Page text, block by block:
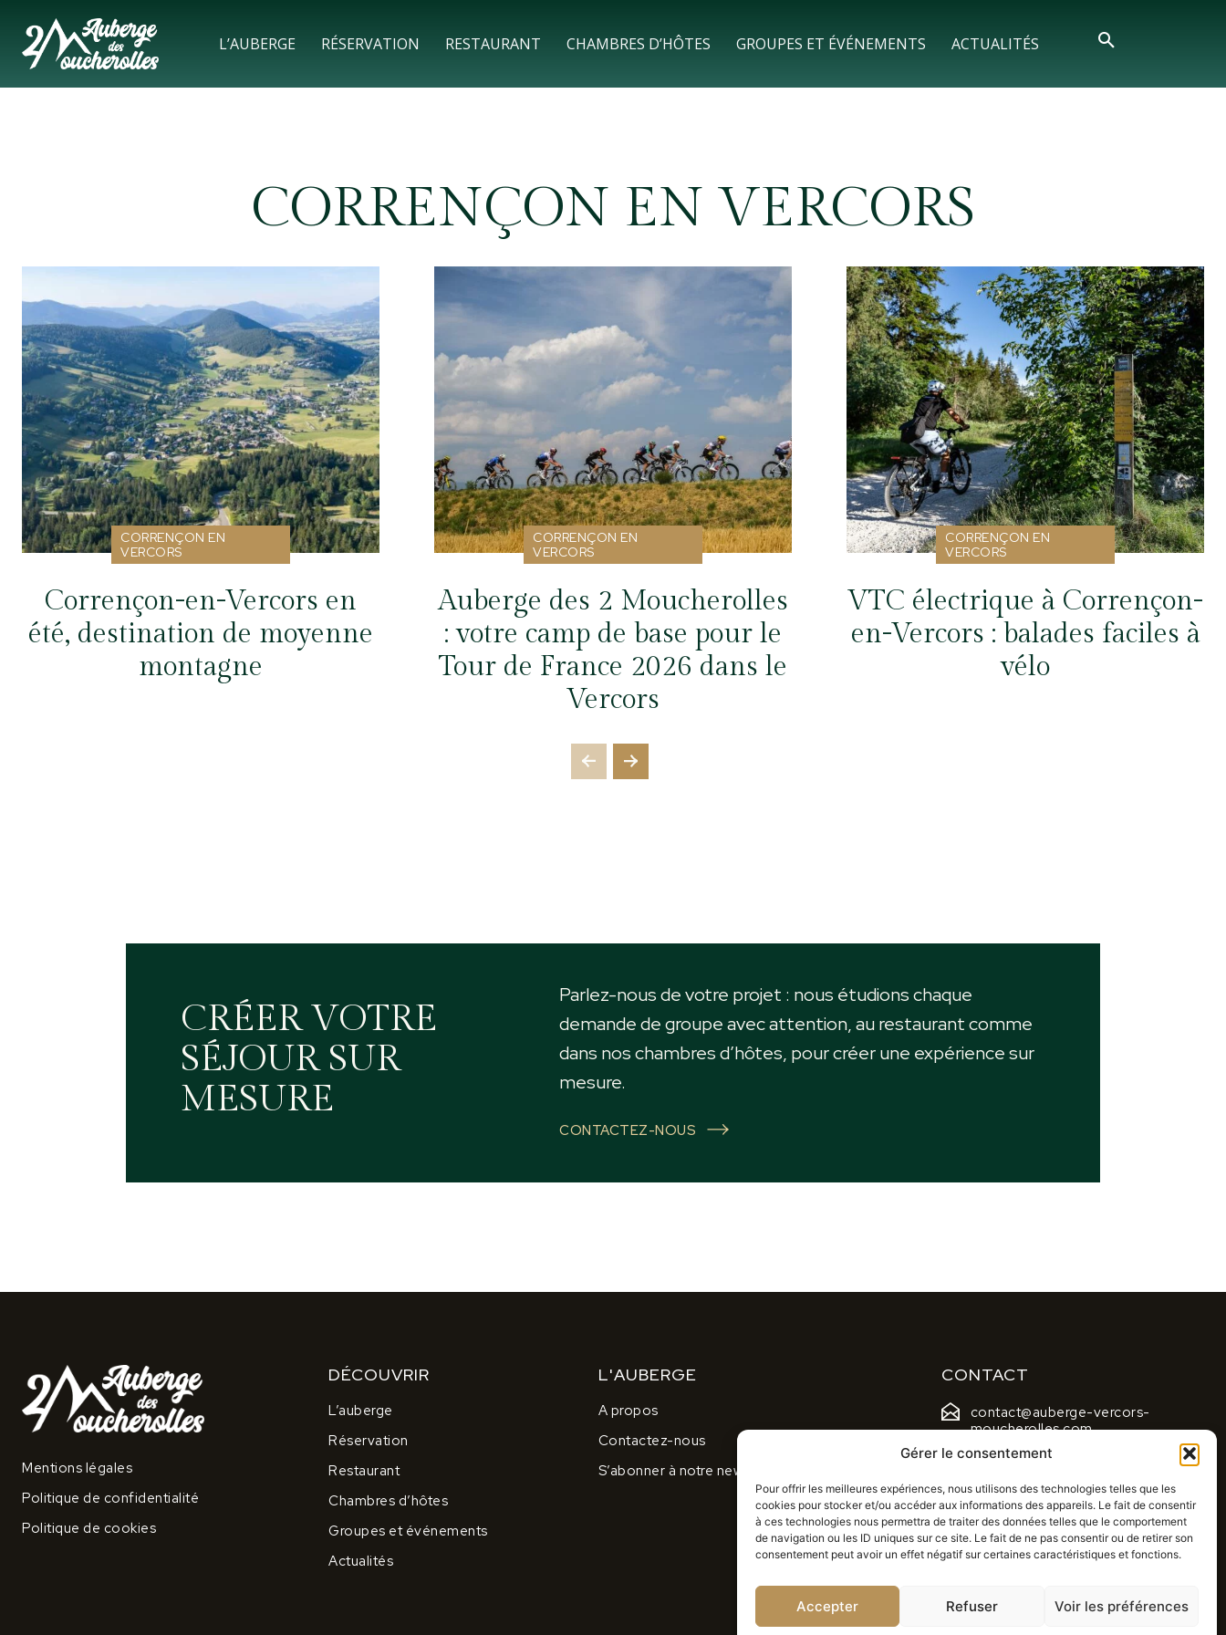
Gérer le consentement
Pour offrir les meilleures expériences, nous utilisons des technologies telles que les
cookies pour stocker et/ou accéder aux informations des appareils. Le fait de consentir
à ces technologies nous permettra de traiter des données telles que le comportement
de navigation ou les ID uniques sur ce site. Le fait de ne pas consentir ou de retirer son
consentement peut avoir un effet négatif sur certaines caractéristiques et fonctions.
Accepter Refuser Voir les préférences
L’AUBERGE RÉSERVATION RESTAURANT CHAMBRES D’HÔTES GROUPES ET ÉVÉNEMENTS ACTUALITÉS
CORRENÇON EN VERCORS
CORRENÇON EN
VERCORS
Corrençon-en-Vercors en
été, destination de moyenne
montagne
CORRENÇON EN
VERCORS
Auberge des 2 Moucherolles
: votre camp de base pour le
Tour de France 2026 dans le
Vercors
CORRENÇON EN
VERCORS
VTC électrique à Corrençon-
en-Vercors : balades faciles à
vélo
CRÉER VOTRE
SÉJOUR SUR
MESURE
Parlez-nous de votre projet : nous étudions chaque
demande de groupe avec attention, au restaurant comme
dans nos chambres d’hôtes, pour créer une expérience sur
mesure.
CONTACTEZ-NOUS
Mentions légales
Politique de confidentialité
Politique de cookies
DÉCOUVRIR
L’auberge
Réservation
Restaurant
Chambres d’hôtes
Groupes et événements
Actualités
L'AUBERGE
A propos
Contactez-nous
S’abonner à notre newsletter
CONTACT
contact@auberge-vercors-
moucherolles.com
04 76 95 82 78
Corrençon en Vercors